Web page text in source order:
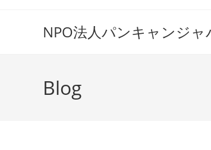
NPO法人パンキャンジ
Blog